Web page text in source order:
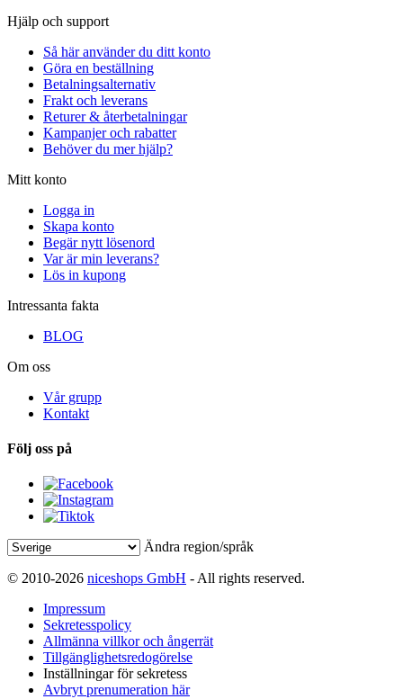
Hjälp och support
Så här använder du ditt konto
Göra en beställning
Betalningsalternativ
Frakt och leverans
Returer & återbetalningar
Kampanjer och rabatter
Behöver du mer hjälp?
Mitt konto
Logga in
Skapa konto
Begär nytt lösenord
Var är min leverans?
Lös in kupong
Intressanta fakta
BLOG
Om oss
Vår grupp
Kontakt
Följ oss på
Ändra region/språk
© 2010-2026 niceshops GmbH - All rights reserved.
Impressum
Sekretesspolicy
Allmänna villkor och ångerrät
Tillgänglighetsredogörelse
Inställningar för sekretess
Avbryt prenumeration här